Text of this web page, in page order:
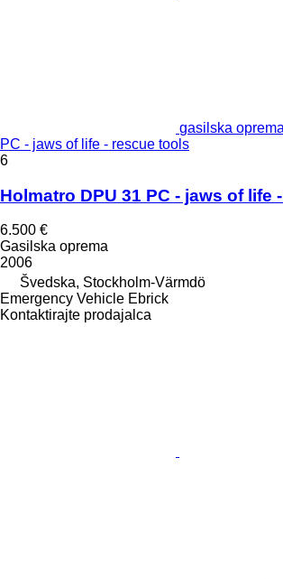
gasilska
PC - jaws of life - rescue tools
6
Holmatro DPU 31 PC - jaws of life
6.500 €
Gasilska oprema
2006
Švedska, Stockholm-Värmdö
Emergency Vehicle Ebrick
Kontaktirajte prodajalca